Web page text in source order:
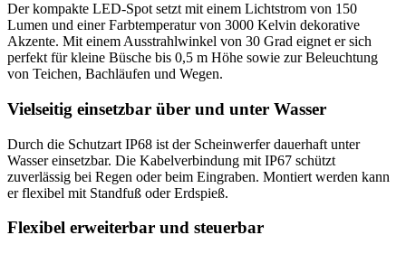
Der kompakte LED-Spot setzt mit einem Lichtstrom von 150
Lumen und einer Farbtemperatur von 3000 Kelvin dekorative
Akzente. Mit einem Ausstrahlwinkel von 30 Grad eignet er sich
perfekt für kleine Büsche bis 0,5 m Höhe sowie zur Beleuchtung
von Teichen, Bachläufen und Wegen.
Vielseitig einsetzbar über und unter Wasser
Durch die Schutzart IP68 ist der Scheinwerfer dauerhaft unter
Wasser einsetzbar. Die Kabelverbindung mit IP67 schützt
zuverlässig bei Regen oder beim Eingraben. Montiert werden kann
er flexibel mit Standfuß oder Erdspieß.
Flexibel erweiterbar und steuerbar